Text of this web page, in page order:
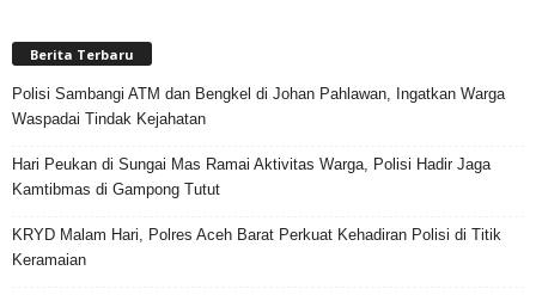
Berita Terbaru
Polisi Sambangi ATM dan Bengkel di Johan Pahlawan, Ingatkan Warga
Waspadai Tindak Kejahatan
Hari Peukan di Sungai Mas Ramai Aktivitas Warga, Polisi Hadir Jaga
Kamtibmas di Gampong Tutut
KRYD Malam Hari, Polres Aceh Barat Perkuat Kehadiran Polisi di Titik
Keramaian